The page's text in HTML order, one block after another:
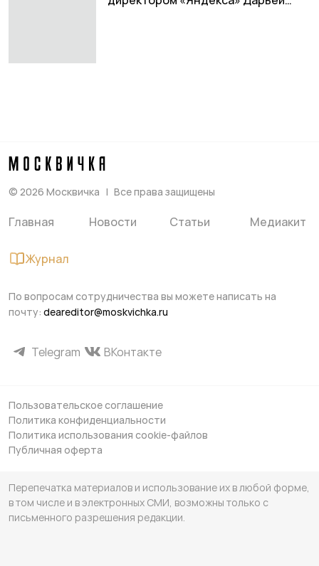
© 2026 Москвичка Все права защищены
Главная Новости Статьи Медиакит
Журнал
По вопросам сотрудничества вы можете написать на
почту: deareditor@moskvichka.ru
Telegram ВКонтакте
Пользовательское соглашение
Политика конфиденциальности
Политика использования cookie-файлов
Публичная оферта
Перепечатка материалов и использование их в любой форме,
в том числе и в электронных СМИ, возможны только с
письменного разрешения редакции.